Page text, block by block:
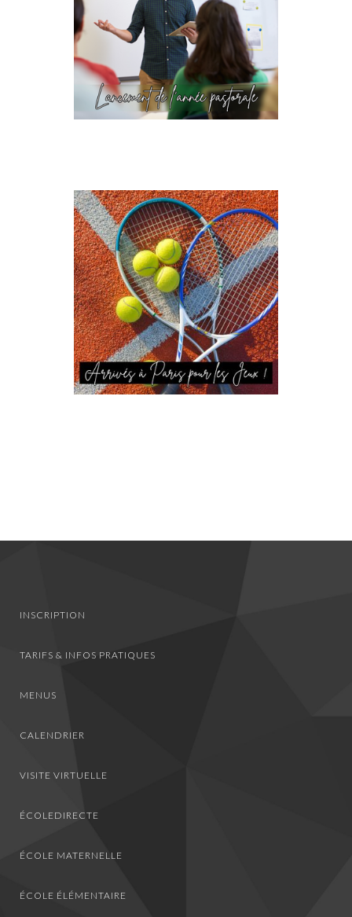
INSCRIPTION
TARIFS & INFOS PRATIQUES
MENUS
CALENDRIER
VISITE VIRTUELLE
ÉCOLEDIRECTE
ÉCOLE MATERNELLE
ÉCOLE ÉLÉMENTAIRE